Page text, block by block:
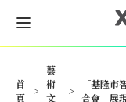
首
頁
>
藝
術
文
>
「基隆
合會」展